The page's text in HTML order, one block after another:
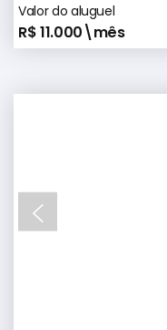
Valor do aluguel
R$ 11.000\mês